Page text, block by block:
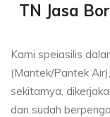
TN Jasa
Kami speiasilis
(Mantek/Pantek
sekitarnya,
dan sudah